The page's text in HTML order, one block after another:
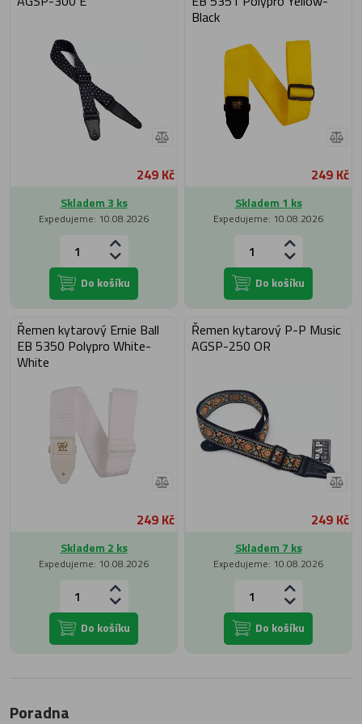
249 Kč
Skladem 3 ks
Expedujeme: 10.08.2026
Do košíku
Black
249 Kč
Skladem 1 ks
Expedujeme: 10.08.2026
Do košíku
Řemen kytarový Ernie Ball
EB 5350 Polypro White-
White
249 Kč
Skladem 2 ks
Expedujeme: 10.08.2026
Do košíku
Řemen kytarový P-P Music
AGSP-250 OR
249 Kč
Skladem 7 ks
Expedujeme: 10.08.2026
Do košíku
Poradna